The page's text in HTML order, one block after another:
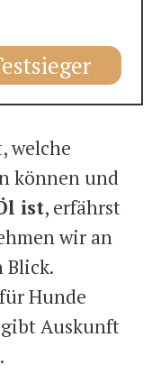
welche
können und
ist, erfährst
wir an
Blick.
Hunde
gibt Auskunft
.